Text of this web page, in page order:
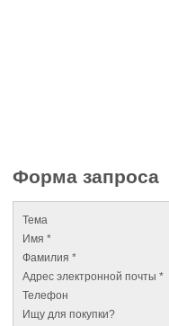
Форма запроса
Тема
Имя *
Фамилия *
Адрес электронной почты *
Телефон
Ищу для покупки?